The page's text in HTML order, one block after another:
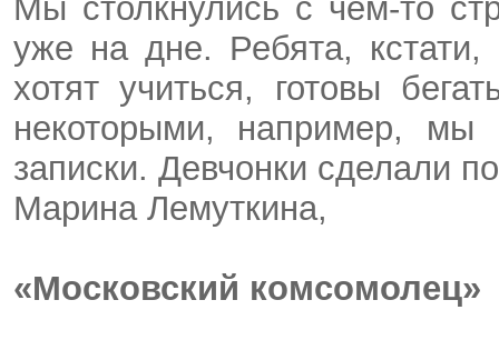
Мы столкнулись с чем-то
уже на дне. Ребята,
хотят учиться, готовы
некоторыми, например, мы
записки. Девчонки сделали
Марина Лемуткина,
«Московский комсомолец»